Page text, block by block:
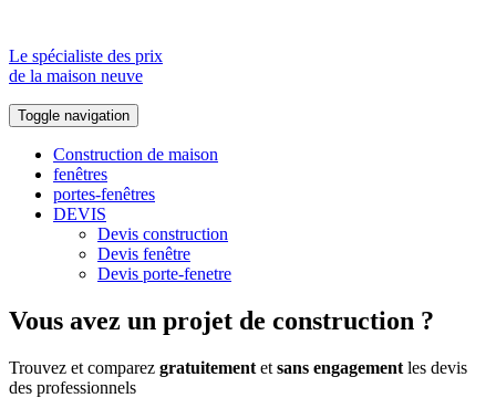
Le spécialiste des prix
de la maison neuve
Toggle navigation
Construction de maison
fenêtres
portes-fenêtres
DEVIS
Devis construction
Devis fenêtre
Devis porte-fenetre
Vous avez un projet de construction ?
Trouvez et comparez gratuitement et sans engagement les devis
des professionnels